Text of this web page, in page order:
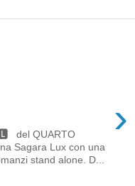
›
QUARTO
Sagara Lux con una
stand alone. D...